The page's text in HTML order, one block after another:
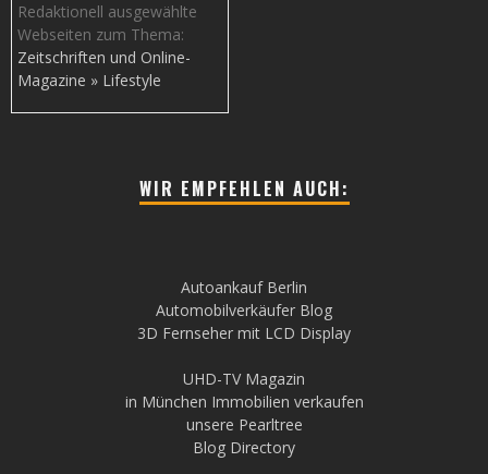
Redaktionell ausgewählte
Webseiten zum Thema:
Zeitschriften und Online-
Magazine » Lifestyle
WIR EMPFEHLEN AUCH:
Autoankauf Berlin
Automobilverkäufer Blog
3D Fernseher mit LCD Display
UHD-TV Magazin
in München Immobilien verkaufen
unsere Pearltree
Blog Directory